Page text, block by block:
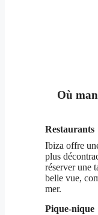
Où
Restaurants
Ibiza offre
plus
réserver une
belle vue,
mer.
Pique-nique